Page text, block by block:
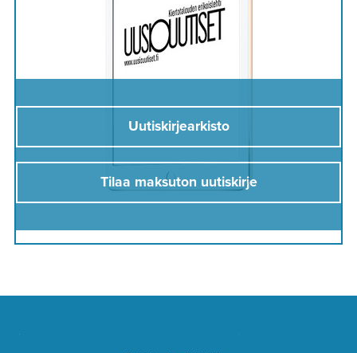
Uutiskirjearkisto
Tilaa maksuton uutiskirje